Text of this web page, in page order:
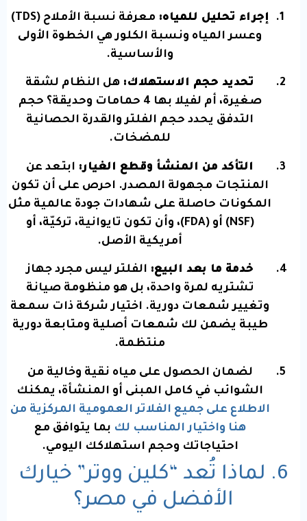
إجراء تحليل للمياه:
معرفة نسبة الأملاح (TDS)
وعسر المياه ونسبة الكلور هي الخطوة الأولى
والأساسية.
تحديد حجم الاستهلاك: هل النظام لشقة
صغيرة، أم لفيلا بها 4 حمامات وحديقة؟ حجم
التدفق يحدد حجم الفلتر والقدرة الحصانية
للمضخات.
التأكد من المنشأ وقطع الغيار: ابتعد عن
المنتجات مجهولة المصدر. احرص على أن تكون
المكونات حاصلة على شهادات جودة عالمية مثل
(NSF) أو (FDA)، وأن تكون تايوانية، تركيّة، أو
أمريكية الأصل.
خدمة ما بعد البيع: الفلتر ليس مجرد جهاز
تشتريه لمرة واحدة، بل هو منظومة صيانة
وتغيير شمعات دورية. اختيار شركة ذات سمعة
طيبة يضمن لك شمعات أصلية ومتابعة دورية
منتظمة.
لضمان الحصول على مياه نقية وخالية من
الشوائب في كامل المبنى أو المنشأة، يمكنك
الاطلاع على جميع الفلاتر العمومية المركزية من
هنا واختيار المناسب لك بما يتوافق مع
احتياجاتك وحجم استهلاكك اليومي.
6. لماذا تُعد “كلين ووتر” خيارك
الأفضل في مصر؟